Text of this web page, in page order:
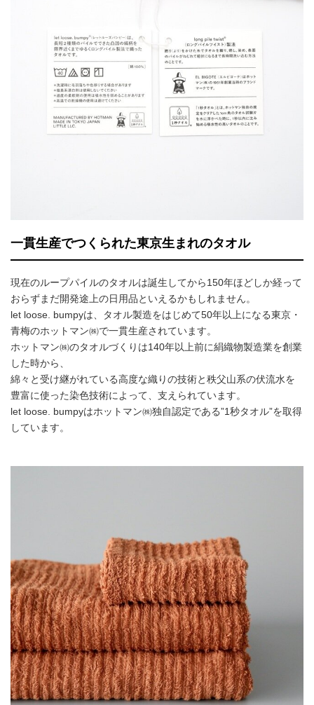
一貫生産でつくられた東京生まれのタオル
現在のループパイルのタオルは誕生してから150年ほどしか経って
おらずまだ開発途上の日用品といえるかもしれません。
let loose. bumpyは、タオル製造をはじめて50年以上になる東京・
青梅のホットマン㈱で一貫生産されています。
ホットマン㈱のタオルづくりは140年以上前に絹織物製造業を創業
した時から、
綿々と受け継がれている高度な織りの技術と秩父山系の伏流水を
豊富に使った染色技術によって、支えられています。
let loose. bumpyはホットマン㈱独自認定である”1秒タオル”を取得
しています。